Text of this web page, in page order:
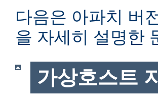
다음은 아파치 버
을 자세히 설명한
가상호스트